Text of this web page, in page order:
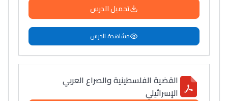
تحميل الدرس
مشاهدة الدرس
القضية الفلسطينية والصراع العربي
الإسرائيلي